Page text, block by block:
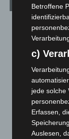
Aktuelle Beiträge
Region
Roten Kreuz
Zeugen
5. August 2026
Celle: Mensch
5. August 2026
Gasleitung bei
Betroffene
c)
jede solche
Erfassen,
Auslesen,